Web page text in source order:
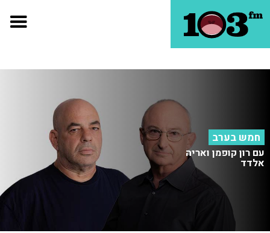
חמש בערב
עם רון קופמן ואריה
אלדד